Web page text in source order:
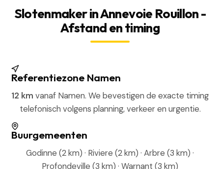
Slotenmaker in Annevoie Rouillon -
Afstand en timing
Referentiezone Namen
12 km vanaf Namen. We bevestigen de exacte timing
telefonisch volgens planning, verkeer en urgentie.
Buurgemeenten
Godinne (2 km) · Riviere (2 km) · Arbre (3 km) ·
Profondeville (3 km) · Warnant (3 km)